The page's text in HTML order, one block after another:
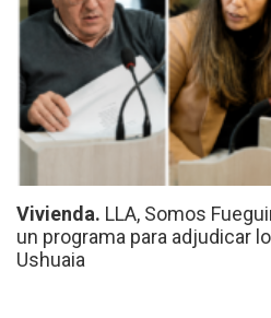
Vivienda. LLA, Somos
un programa para adjudicar
Ushuaia